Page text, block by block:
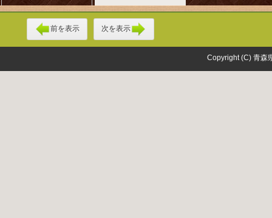
前を表示 次を表示
Copyright (C) 青森